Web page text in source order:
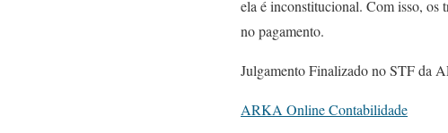
ela é inconstitucional. Com isso, os
no pagamento.
Julgamento Finalizado no STF da
ARKA Online Contabilidade